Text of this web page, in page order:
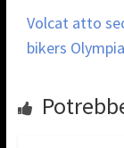
Volcat atto
bikers Olympia